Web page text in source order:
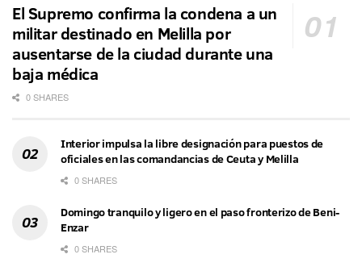
El Supremo confirma la condena a un
militar destinado en Melilla por
ausentarse de la ciudad durante una
baja médica
0 SHARES
Interior impulsa la libre designación para puestos de
oficiales en las comandancias de Ceuta y Melilla
0 SHARES
Domingo tranquilo y ligero en el paso fronterizo de Beni-
Enzar
0 SHARES